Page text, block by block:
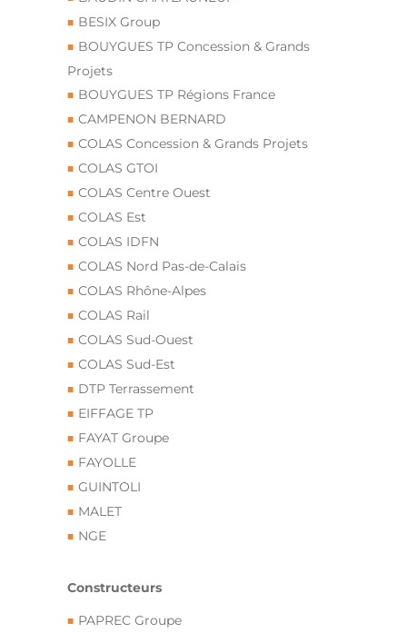
BESIX Group
BOUYGUES TP Concession & Grands
Projets
BOUYGUES TP Régions France
CAMPENON BERNARD
COLAS Concession & Grands Projets
COLAS GTOI
COLAS Centre Ouest
COLAS Est
COLAS IDFN
COLAS Nord Pas-de-Calais
COLAS Rhône-Alpes
COLAS Rail
COLAS Sud-Ouest
COLAS Sud-Est
DTP Terrassement
EIFFAGE TP
FAYAT Groupe
FAYOLLE
GUINTOLI
MALET
NGE
Constructeurs
PAPREC Groupe